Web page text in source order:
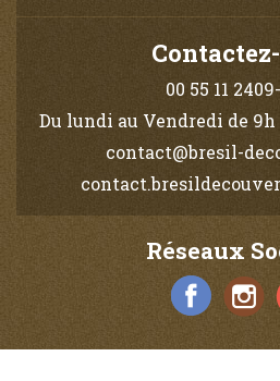
00 55 11
Du lundi au Vendredi de 9h
contact@bresil-
Réseaux